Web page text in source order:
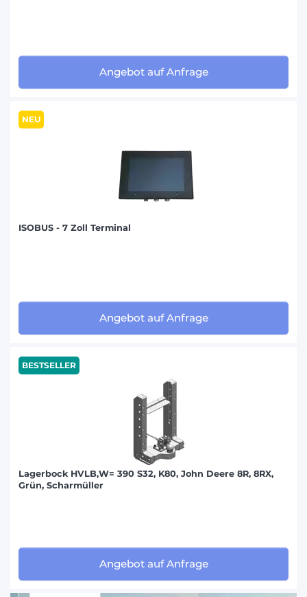
Angebot auf Anfrage
NEU
ISOBUS - 7 Zoll Terminal
Angebot auf Anfrage
BESTSELLER
Lagerbock HVLB,W= 390 S32, K80, John Deere 8R, 8RX,
Grün, Scharmüller
Angebot auf Anfrage